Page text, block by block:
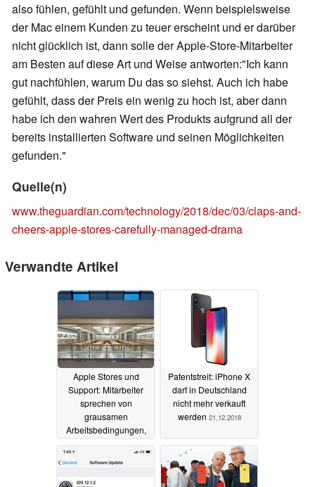
also fühlen, gefühlt und gefunden. Wenn beispielsweise
der Mac einem Kunden zu teuer erscheint und er darüber
nicht glücklich ist, dann solle der Apple-Store-Mitarbeiter
am Besten auf diese Art und Weise antworten:"Ich kann
gut nachfühlen, warum Du das so siehst. Auch ich habe
gefühlt, dass der Preis ein wenig zu hoch ist, aber dann
habe ich den wahren Wert des Produkts aufgrund all der
bereits installierten Software und seinen Möglichkeiten
gefunden."
Quelle(n)
www.theguardian.com/technology/2018/dec/03/claps-and-
cheers-apple-stores-carefully-managed-drama
Verwandte Artikel
Apple Stores und
Support: Mitarbeiter
sprechen von
grausamen
Arbeitsbedingungen,
Selbstmord
Patentstreit: iPhone X
darf in Deutschland
nicht mehr verkauft
werden 21.12.2018